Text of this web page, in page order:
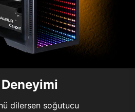
Deneyimi
dilersen soğutucu